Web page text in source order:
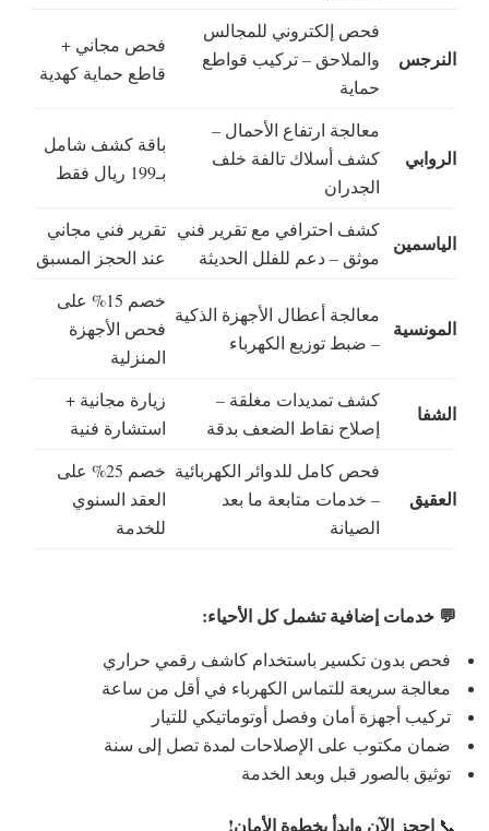
النرجس
فحص إلكتروني للمجالس
والملاحق – تركيب قواطع
حماية
فحص مجاني +
قاطع حماية كهدية
الروابي
معالجة ارتفاع الأحمال –
كشف أسلاك تالفة خلف
الجدران
باقة كشف شامل
بـ199 ريال فقط
الياسمين
كشف احترافي مع تقرير فني
موثق – دعم للفلل الحديثة
تقرير فني مجاني
عند الحجز المسبق
المونسية
معالجة أعطال الأجهزة الذكية
– ضبط توزيع الكهرباء
خصم 15% على
فحص الأجهزة
المنزلية
الشفا
كشف تمديدات مغلقة –
إصلاح نقاط الضعف بدقة
زيارة مجانية +
استشارة فنية
العقيق
فحص كامل للدوائر الكهربائية
– خدمات متابعة ما بعد
الصيانة
خصم 25% على
العقد السنوي
للخدمة
💬 خدمات إضافية تشمل كل الأحياء:
فحص بدون تكسير باستخدام كاشف رقمي حراري
معالجة سريعة للتماس الكهرباء في أقل من ساعة
تركيب أجهزة أمان وفصل أوتوماتيكي للتيار
ضمان مكتوب على الإصلاحات لمدة تصل إلى سنة
توثيق بالصور قبل وبعد الخدمة
📞 احجز الآن وابدأ بخطوة الأمان!